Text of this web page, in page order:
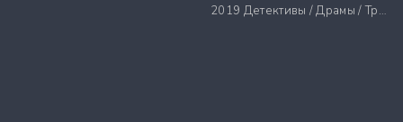
2019 Детективы / Драмы / Триллеры / Ужасы